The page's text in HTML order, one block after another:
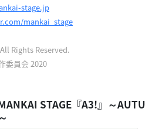
stage.jp
mankai_stage
Rights Reserved.
委員会 2020
STAGE『A3!』～AUTU